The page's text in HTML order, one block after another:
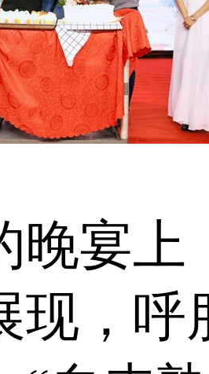
晚宴上
现，呼